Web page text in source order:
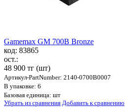
Gamemax GM 700B Bronze
код: 83865
ост.:
48 900 тг (шт)
Артикул-PartNumber: 2140-0700B0007
В упаковке: 6
Базовая единица: шт
Убрать из сравнения Добавить к сравнению